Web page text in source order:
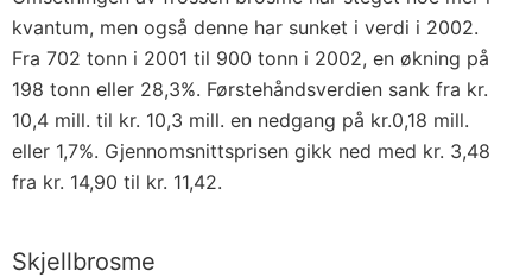
kvantum, men også denne har sunket i verdi i 2002.
Fra 702 tonn i 2001 til 900 tonn i 2002, en økning på
198 tonn eller 28,3%. Førstehåndsverdien sank fra kr.
10,4 mill. til kr. 10,3 mill. en nedgang på kr.0,18 mill.
eller 1,7%. Gjennomsnittsprisen gikk ned med kr. 3,48
fra kr. 14,90 til kr. 11,42.
Skjellbrosme